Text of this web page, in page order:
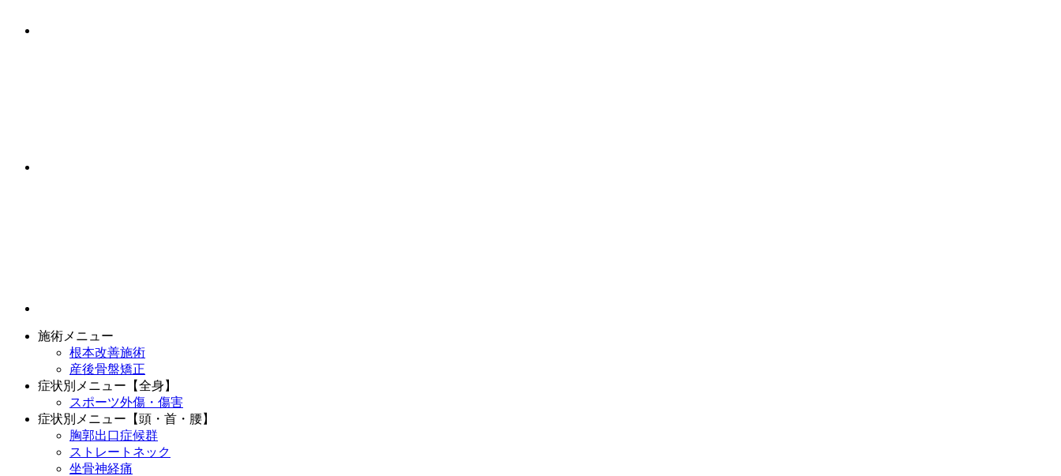
施術メニュー
根本改善施術
産後骨盤矯正
症状別メニュー【全身】
スポーツ外傷・傷害
症状別メニュー【頭・首・腰】
胸郭出口症候群
ストレートネック
坐骨神経痛